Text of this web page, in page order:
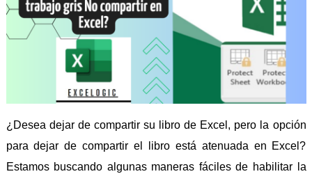
¿Desea dejar de compartir su libro de Excel, pero la opción
para dejar de compartir el libro está atenuada en Excel?
Estamos buscando algunas maneras fáciles de habilitar la